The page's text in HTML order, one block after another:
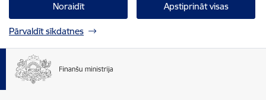
Noraidīt Apstiprināt visas
Pārvaldīt sīkdatnes